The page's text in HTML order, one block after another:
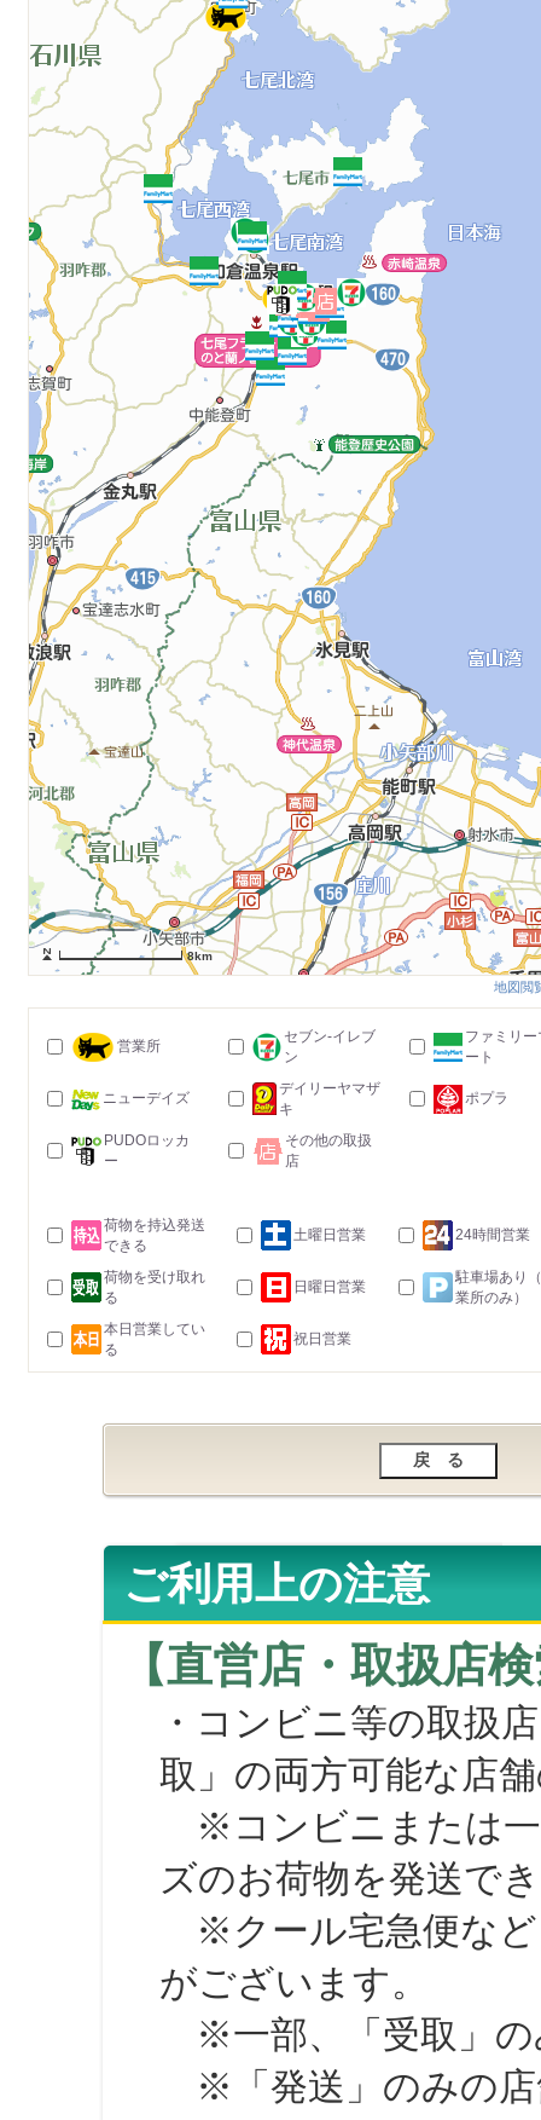
8km
地図閲
営業所
セブン-イレブ
ン
ファミリー
ート
ニューデイズ
デイリーヤマザ
キ
ポプラ
PUDOロッカ
ー
その他の取扱
店
荷物を持込発送
できる
土曜日営業 24時間営業
荷物を受け取れ
る
日曜日営業
駐車場あり
業所のみ）
本日営業してい
る
祝日営業
ご利用上の注意
【直営店・取扱店
・コンビニ等の取扱
取」の両方可能な店
※コンビニまたは一
ズのお荷物を発送で
※クール宅急便など
がございます。
※一部、「受取」の
※「発送」のみの店